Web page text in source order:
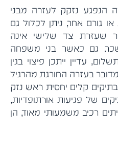
הנפגע נזקק לעזרה מבני
גורם אחר, ניתן לכלול גם
שעזרת צד שלישי אינה
גם כאשר בני משפחה
עדיין ייתכן פיצוי בגין
בעזרה החורגת מהרגיל
קלים יחסית ראש נזק
של פגיעות אורתופדיות,
רכיב משמעותי מאוד, הן